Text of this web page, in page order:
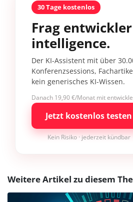
30 Tage kostenlos
Frag entwickler
intelligence.
Der KI-Assistent mit über
Konferenzsessions,
kein generisches KI-Wissen.
Danach 19,90 €/Monat mit
Jetzt kostenlos testen
Kein Risiko · jederzeit kündbar
Weitere Artikel zu diesem